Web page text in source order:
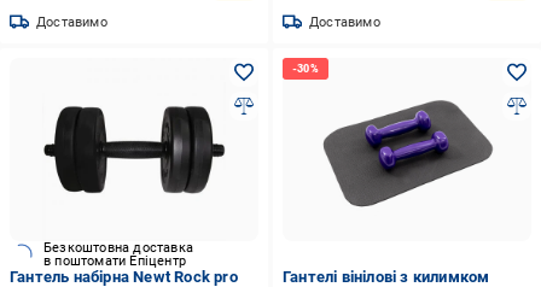
Доставимо Доставимо
Безкоштовна доставка
в поштомати Епіцентр
Гантель набірна Newt Rock pro
Гантелі вінілові з килимком